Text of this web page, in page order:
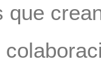
que